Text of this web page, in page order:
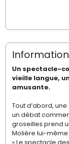
Information
Un spectacle-
vieille langue,
amusante.
Tout d’abord,
un débat
groseilles prend
Molière lui-même
« Le spectacle